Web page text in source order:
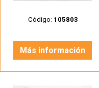
Código: 105803
Más información